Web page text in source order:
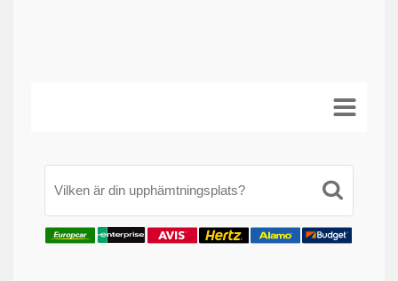
Vilken är din upphämtningsplats?